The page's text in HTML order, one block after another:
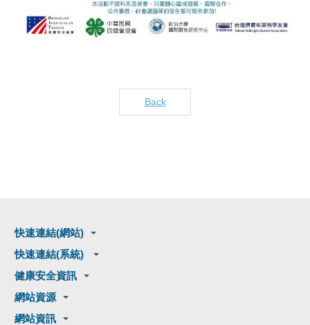
Back
快速連結(網站)
快速連結(系統)
健康安全資訊
網站資源
網站資訊